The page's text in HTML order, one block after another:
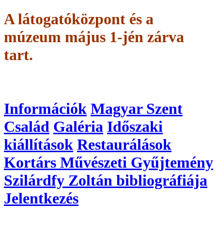
A látogatóközpont és a
múzeum május 1-jén zárva
tart.
Információk Magyar Szent
Család Galéria Időszaki
kiállítások Restaurálások
Kortárs Művészeti Gyűjtemény
Szilárdfy Zoltán bibliográfiája
Jelentkezés